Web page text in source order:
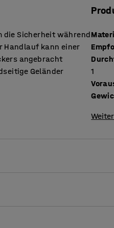
die Sicherheit während
Handlauf kann einer
angebracht
Geländer
1
einer beliebigen Seite
die für die